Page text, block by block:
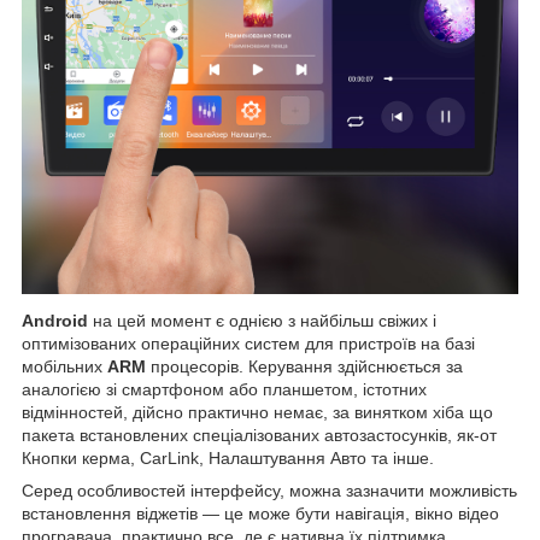
Android на цей момент є однією з найбільш свіжих і
оптимізованих операційних систем для пристроїв на базі
мобільних ARM процесорів. Керування здійснюється за
аналогією зі смартфоном або планшетом, істотних
відмінностей, дійсно практично немає, за винятком хіба що
пакета встановлених спеціалізованих автозастосунків, як-от
Кнопки керма, CarLink, Налаштування Авто та інше.
Серед особливостей інтерфейсу, можна зазначити можливість
встановлення віджетів — це може бути навігація, вікно відео